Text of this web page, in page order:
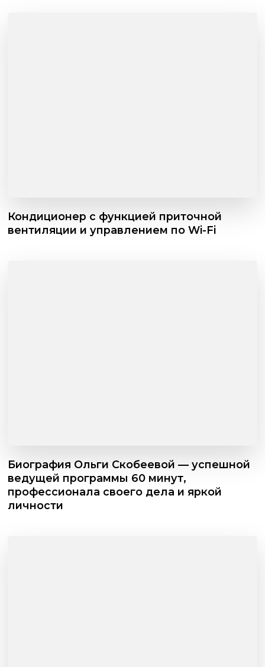
Кондиционер с функцией приточной
вентиляции и управлением по Wi-Fi
Биография Ольги Скобеевой — успешной
ведущей программы 60 минут,
профессионала своего дела и яркой
личности